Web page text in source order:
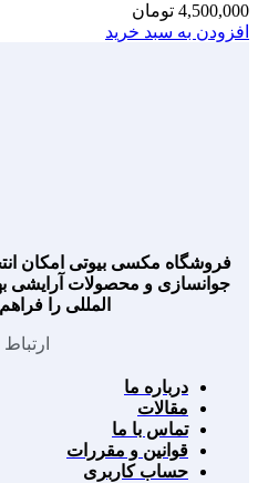
4,500,000 تومان
افزودن به سبد خرید
فروشگاه مکسی بیوتی امکان
جوانسازی و محصولات آرایشی
المللی را
ارتباط
درباره ما
مقالات
تماس با ما
قوانین و مقررات
حساب کاربری